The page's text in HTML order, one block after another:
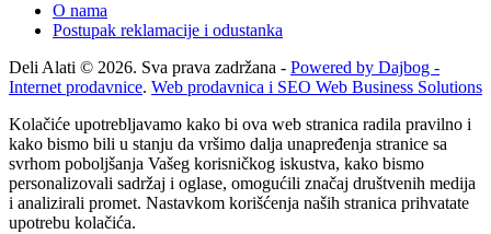
O nama
Postupak reklamacije i odustanka
Deli Alati © 2026. Sva prava zadržana - Powered by Dajbog -
Internet prodavnice. Web prodavnica i SEO Web Business Solutions
Kolačiće upotrebljavamo kako bi ova web stranica radila pravilno i
kako bismo bili u stanju da vršimo dalja unapređenja stranice sa
svrhom poboljšanja Vašeg korisničkog iskustva, kako bismo
personalizovali sadržaj i oglase, omogućili značaj društvenih medija
i analizirali promet. Nastavkom korišćenja naših stranica prihvatate
upotrebu kolačića.